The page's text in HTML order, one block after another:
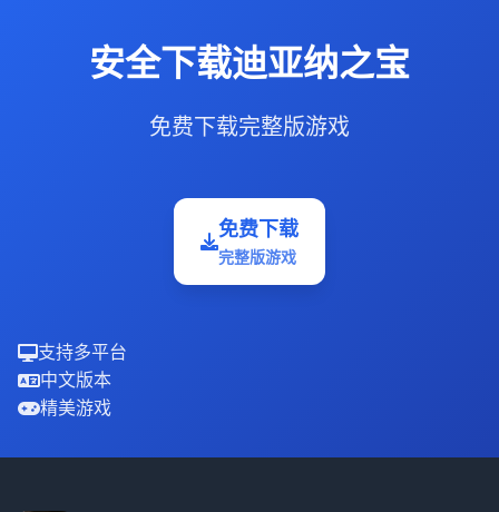
安全下载迪亚纳之宝
免费下载完整版游戏
免费下载
完整版游戏
支持多平台
中文版本
精美游戏